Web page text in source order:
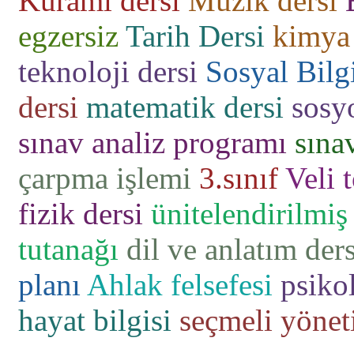
egzersiz Tarih Dersi
teknoloji dersi Sosyal
dersi matematik dersi
sınav analiz programı
çarpma işlemi 3.sınıf Veli
fizik dersi ünitelendirilmiş
tutanağı dil ve anlatım
planı Ahlak felsefesi
hayat bilgisi seçmeli